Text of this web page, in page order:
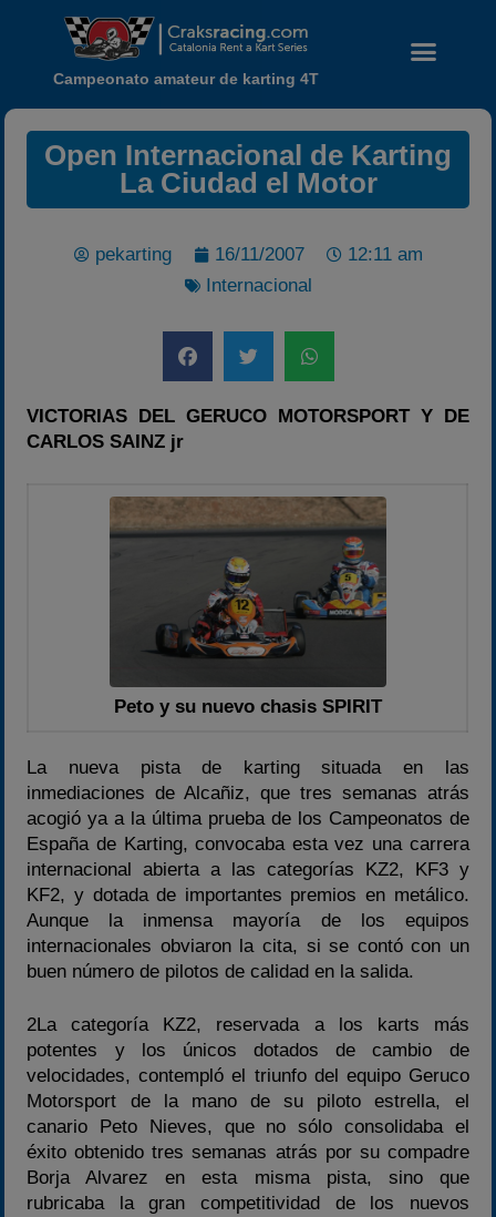
Calendario
Carreras finalizadas
Temporadas anteriores
2022
Preguntas Frecuentes
Campeonato amateur de karting 4T
Open Internacional de Karting
La Ciudad el Motor
pekarting 16/11/2007
12:11 am
Internacional
VICTORIAS DEL GERUCO MOTORSPORT Y DE
CARLOS SAINZ jr
Peto y su nuevo chasis SPIRIT
La nueva pista de karting situada en las
inmediaciones de Alcañiz, que tres semanas atrás
acogió ya a la última prueba de los Campeonatos de
España de Karting, convocaba esta vez una carrera
internacional abierta a las categorías KZ2, KF3 y
KF2, y dotada de importantes premios en metálico.
Aunque la inmensa mayoría de los equipos
internacionales obviaron la cita, si se contó con un
buen número de pilotos de calidad en la salida.
2La categoría KZ2, reservada a los karts más
potentes y los únicos dotados de cambio de
velocidades, contempló el triunfo del equipo Geruco
Motorsport de la mano de su piloto estrella, el
canario Peto Nieves, que no sólo consolidaba el
éxito obtenido tres semanas atrás por su compadre
Borja Alvarez en esta misma pista, sino que
rubricaba la gran competitividad de los nuevos